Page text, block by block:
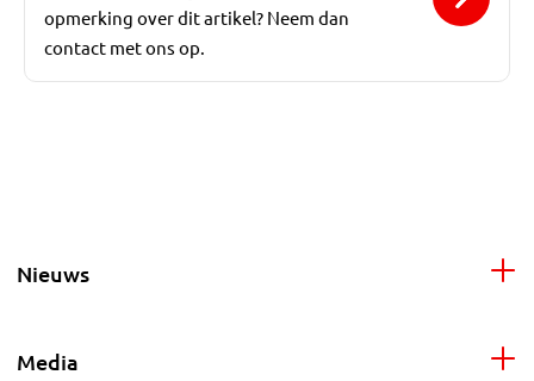
opmerking over dit artikel? Neem dan
contact met ons op.
Nieuws
Media